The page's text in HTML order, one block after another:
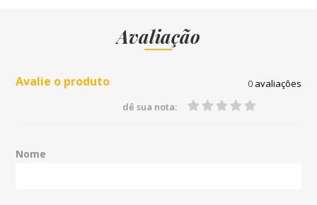
Avaliação
Avalie o produto 0avaliações
dê sua nota:
Nome